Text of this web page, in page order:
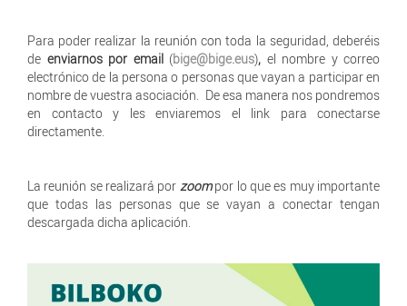
Para poder realizar la reunión con toda la seguridad, deberéis
de enviarnos por email(bige@bige.eus), el nombre y correo
electrónico de la persona o personas que vayan a participar en
nombre de vuestra asociación. De esa manera nos pondremos
en contacto y les enviaremos el link para conectarse
directamente.
La reunión se realizará por zoom por lo que es muy importante
que todas las personas que se vayan a conectar tengan
descargada dicha aplicación.